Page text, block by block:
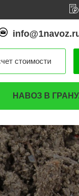
стоимости
НАВОЗ В